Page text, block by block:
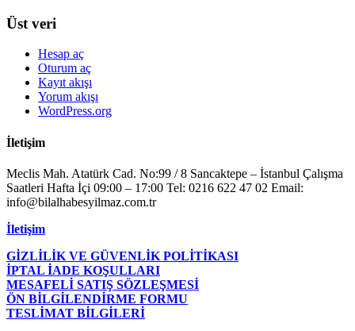
Üst veri
Hesap aç
Oturum aç
Kayıt akışı
Yorum akışı
WordPress.org
İletişim
Meclis Mah. Atatürk Cad. No:99 / 8 Sancaktepe – İstanbul Çalışma
Saatleri Hafta İçi 09:00 – 17:00 Tel: 0216 622 47 02 Email:
info@bilalhabesyilmaz.com.tr
İletişim
GİZLİLİK VE GÜVENLİK POLİTİKASI
İPTAL İADE KOŞULLARI
MESAFELİ SATIŞ SÖZLEŞMESİ
ÖN BİLGİLENDİRME FORMU
TESLİMAT BİLGİLERİ